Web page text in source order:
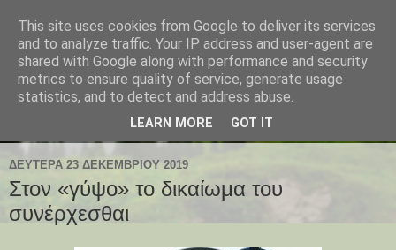
ΔΕΥΤΈΡΑ 23 ΔΕΚΕΜΒΡΊΟΥ 2019
Στον «γύψο» το δικαίωμα του
συνέρχεσθαι
This site uses cookies from Google to deliver its services
and to analyze traffic. Your IP address and user-agent are
shared with Google along with performance and security
metrics to ensure quality of service, generate usage
statistics, and to detect and address abuse.
LEARN MORE GOT IT